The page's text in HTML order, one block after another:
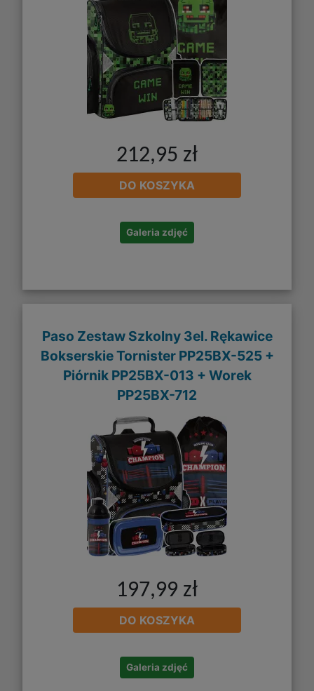
212,95 zł
DO KOSZYKA
Galeria zdjęć
Paso Zestaw Szkolny 3el. Rękawice
Bokserskie Tornister PP25BX-525 +
Piórnik PP25BX-013 + Worek
PP25BX-712
197,99 zł
DO KOSZYKA
Galeria zdjęć